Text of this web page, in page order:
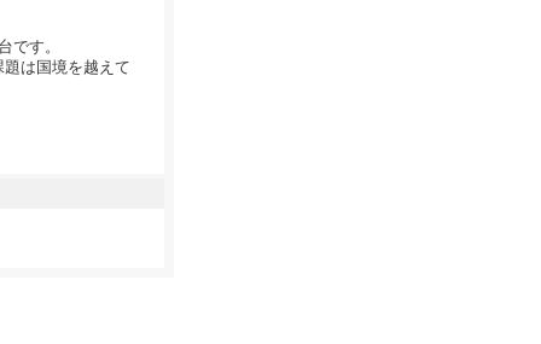
です。
は国境を越えて